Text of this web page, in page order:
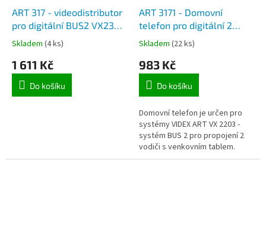
ART 317 - videodistributor
pro digitální BUS2 VX2300
videosystém
Skladem (4 ks)
1 611 Kč
Do košíku
ART 3171 - Domovní
telefon pro digitální 2
drátové sady VX 2203
Skladem (22 ks)
983 Kč
Do košíku
Domovní telefon je určen pro
systémy VIDEX ART VX 2203 -
systém BUS 2 pro propojení 2
vodiči s venkovním tablem.
Telefonní stanice pro digitální